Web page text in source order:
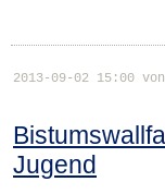
2013-09-02 15:00
Jugend